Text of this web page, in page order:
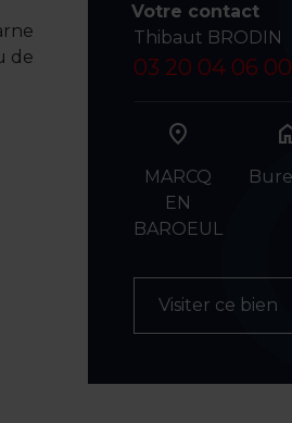
de
Votre contact
Thibaut BRODIN
03 20 04 06 00
MARCQ
EN
BAROEUL
Visiter ce bien